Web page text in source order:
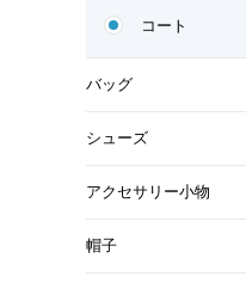
コート
バッグ
シューズ
アクセサリー小物
帽子